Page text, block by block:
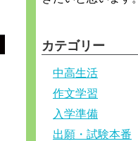
カテゴリー
中高生活
作文学習
入学準備
出願・試験本番